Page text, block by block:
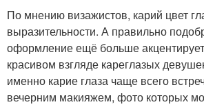
По мнению визажистов, карий цвет
выразительности. А правильно
оформление ещё больше
красивом взгляде кареглазых
именно карие глаза чаще всего
вечерним макияжем, фото которых